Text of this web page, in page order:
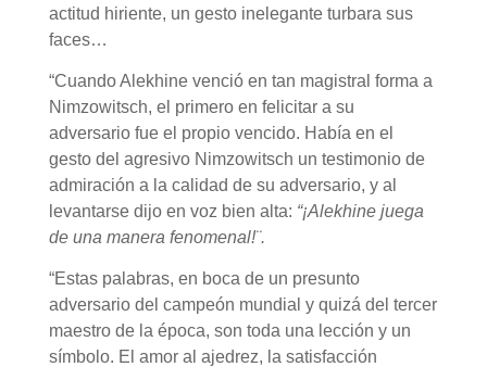
actitud hiriente, un gesto inelegante turbara sus
faces…
“Cuando Alekhine venció en tan magistral forma a
Nimzowitsch, el primero en felicitar a su
adversario fue el propio vencido. Había en el
gesto del agresivo Nimzowitsch un testimonio de
admiración a la calidad de su adversario, y al
levantarse dijo en voz bien alta: “¡Alekhine juega
de una manera fenomenal!¨.
“Estas palabras, en boca de un presunto
adversario del campeón mundial y quizá del tercer
maestro de la época, son toda una lección y un
símbolo. El amor al ajedrez, la satisfacción